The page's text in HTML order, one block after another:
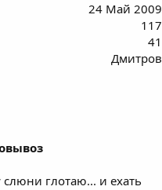
24 Май 2009
117
41
Дмитров
слюни глотаю... и ехать